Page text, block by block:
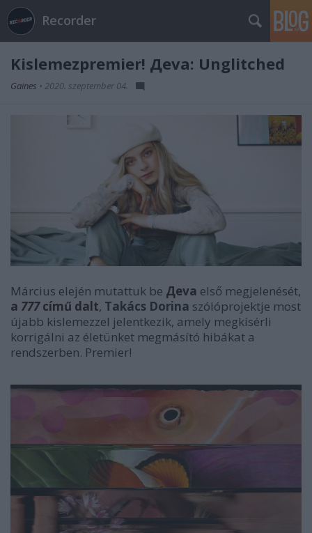
Recorder
Kislemezpremier! Дeva: Unglitched
Gaines • 2020. szeptember 04.
Március elején mutattuk be Дeva első megjelenését,
a 777című dalt, Takács Dorina szólóprojektje most
újabb kislemezzel jelentkezik, amely megkísérli
korrigálni az életünket megmásító hibákat a
rendszerben. Premier!